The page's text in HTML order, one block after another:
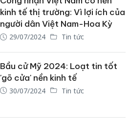
kinh tế thị trường: Vì lợi ích của
người dân Việt Nam-Hoa Kỳ
29/07/2024 Tin tức
Bầu cử Mỹ 2024: Loạt tin tốt
'gõ cửa' nền kinh tế
30/07/2024 Tin tức